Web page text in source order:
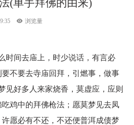
(单手拜佛的由来)
 浏览量
时间去庙上，时少说话，有言必
不要去寺庙回拜，引燃事，做事
见好多人来家烧香，莫虚应，应则
鸡中的拜佛枪法；愿莫梦见去凤
愿必有不还，不还便普洱成债梦